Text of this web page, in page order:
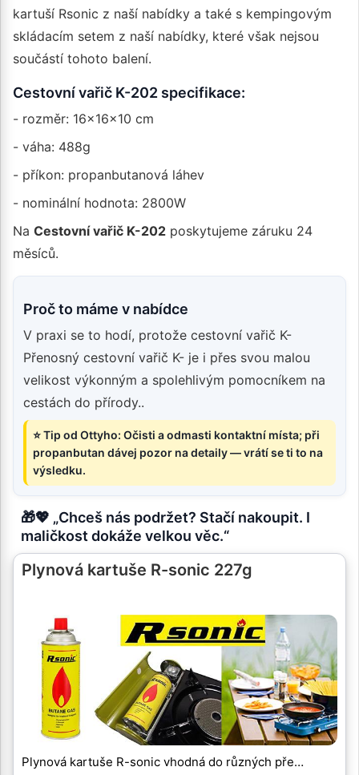
kartuší Rsonic z naší nabídky a také s kempingovým
skládacím setem z naší nabídky, které však nejsou
součástí tohoto balení.
Cestovní vařič K-202 specifikace:
- rozměr: 16x16x10 cm
- váha: 488g
- příkon: propanbutanová láhev
- nominální hodnota: 2800W
Na Cestovní vařič K-202 poskytujeme záruku 24
měsíců.
Proč to máme v nabídce
V praxi se to hodí, protože cestovní vařič K-
Přenosný cestovní vařič K- je i přes svou malou
velikost výkonným a spolehlivým pomocníkem na
cestách do přírody..
⭐ Tip od Ottyho: Očisti a odmasti kontaktní místa; při
propanbutan dávej pozor na detaily — vrátí se ti to na
výsledku.
🎁💖 „Chceš nás podržet? Stačí nakoupit. I
maličkost dokáže velkou věc.“
Plynová kartuše R-sonic 227g
Plynová kartuše R-sonic vhodná do různých pře…